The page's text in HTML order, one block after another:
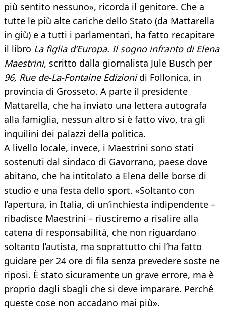
più sentito nessuno», ricorda il genitore. Che a
tutte le più alte cariche dello Stato (da Mattarella
in giù) e a tutti i parlamentari, ha fatto recapitare
il libro La figlia d’Europa. Il sogno infranto di Elena
Maestrini, scritto dalla giornalista Jule Busch per
96, Rue de-La-Fontaine Edizionidi Follonica, in
provincia di Grosseto. A parte il presidente
Mattarella, che ha inviato una lettera autografa
alla famiglia, nessun altro si è fatto vivo, tra gli
inquilini dei palazzi della politica.
A livello locale, invece, i Maestrini sono stati
sostenuti dal sindaco di Gavorrano, paese dove
abitano, che ha intitolato a Elena delle borse di
studio e una festa dello sport. «Soltanto con
l’apertura, in Italia, di un’inchiesta indipendente –
ribadisce Maestrini – riusciremo a risalire alla
catena di responsabilità, che non riguardano
soltanto l’autista, ma soprattutto chi l’ha fatto
guidare per 24 ore di fila senza prevedere soste ne
riposi. È stato sicuramente un grave errore, ma è
proprio dagli sbagli che si deve imparare. Perché
queste cose non accadano mai più».